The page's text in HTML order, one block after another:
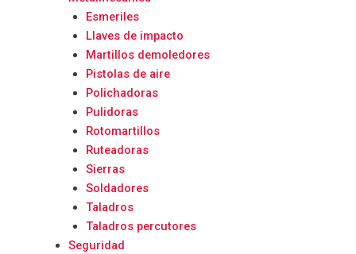
Esmeriles
Llaves de impacto
Martillos demoledores
Pistolas de aire
Polichadoras
Pulidoras
Rotomartillos
Ruteadoras
Sierras
Soldadores
Taladros
Taladros percutores
Seguridad